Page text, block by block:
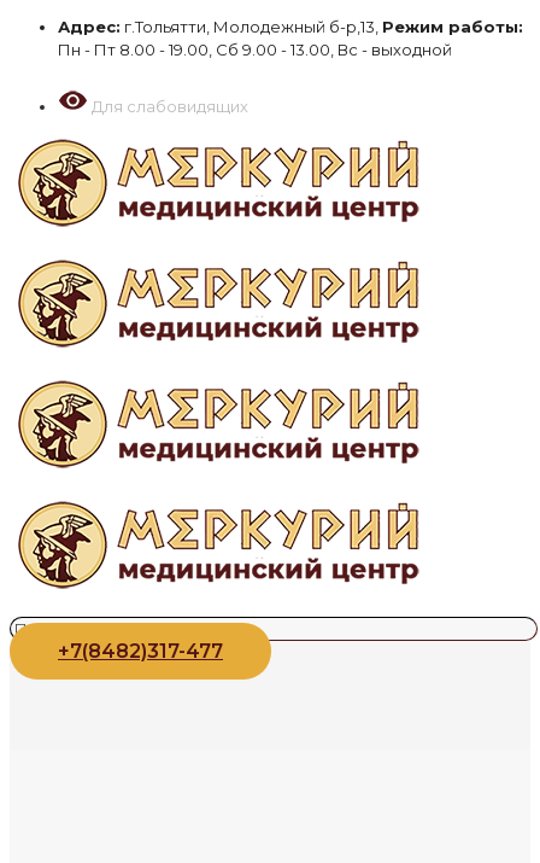
Адрес: г.Тольятти, Молодежный б-р,13, Режим работы:
Пн - Пт 8.00 - 19.00, Сб 9.00 - 13.00, Вс - выходной
Для слабовидящих
+7(8482)317-477